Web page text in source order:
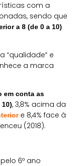
com a
sendo que
a 8 (de 0 a 10)
“qualidade” e
a marca
em conta as
, 3,8% acima da
e 8,4% face à
(2018).
6º ano